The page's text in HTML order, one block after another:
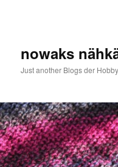
nowaks
Just another Blogs der